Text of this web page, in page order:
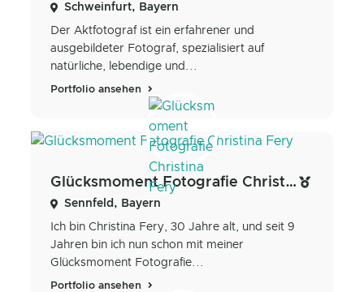
Schweinfurt, Bayern
Der Aktfotograf ist ein erfahrener und
ausgebildeter Fotograf, spezialisiert auf
natürliche, lebendige und...
Portfolio ansehen
Glücksmoment Fotografie Christina Fery
Sennfeld, Bayern
Ich bin Christina Fery, 30 Jahre alt, und seit 9
Jahren bin ich nun schon mit meiner
Glücksmoment Fotografie...
Portfolio ansehen